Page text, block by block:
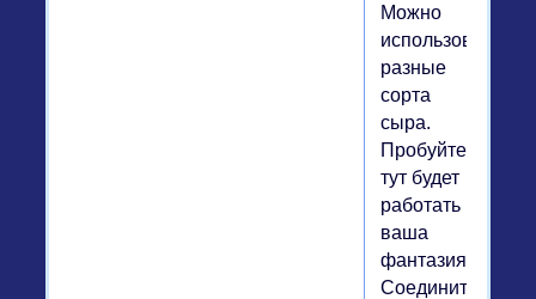
Можно
использовать
разные
сорта
сыра.
Пробуйте,
тут будет
работать
ваша
фантазия!
Соединить